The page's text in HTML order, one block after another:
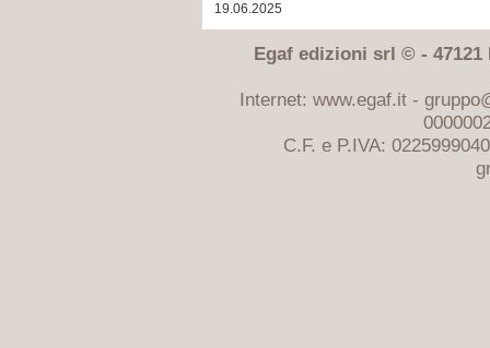
19.06.2025
Egaf edizioni srl © - 47121
Internet: www.egaf.it -
C.F. e P.IVA: